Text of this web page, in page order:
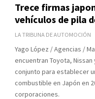
Trece firmas
vehículos de pila
LA TRIBUNA DE AUTOMOCIÓN
Yago López / Agencias /
encuentran Toyota,
conjunto para establecer
combustible en Japón en
corporaciones.